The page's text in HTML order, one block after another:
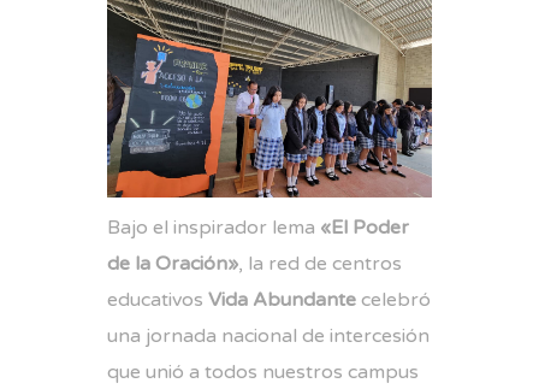
Bajo el inspirador lema «El Poder
de la Oración», la red de centros
educativos Vida Abundante celebró
una jornada nacional de intercesión
que unió a todos nuestros campus